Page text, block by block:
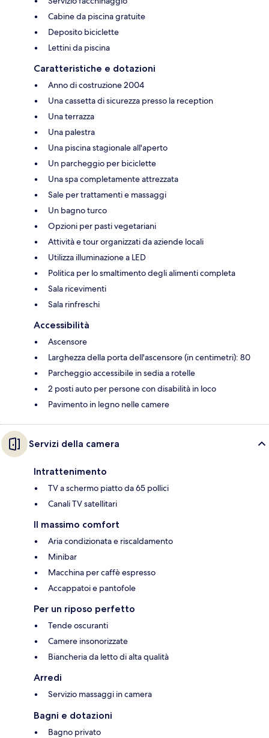
Cabine da piscina gratuite
Deposito biciclette
Lettini da piscina
Caratteristiche e dotazioni
Anno di costruzione 2004
Una cassetta di sicurezza presso la reception
Una terrazza
Una palestra
Una piscina stagionale all'aperto
Un parcheggio per biciclette
Una spa completamente attrezzata
Sale per trattamenti e massaggi
Un bagno turco
Opzioni per pasti vegetariani
Attività e tour organizzati da aziende locali
Utilizza illuminazione a LED
Politica per lo smaltimento degli alimenti completa
Sala ricevimenti
Sala rinfreschi
Accessibilità
Ascensore
Larghezza della porta dell'ascensore (in centimetri): 80
Parcheggio accessibile in sedia a rotelle
2 posti auto per persone con disabilità in loco
Pavimento in legno nelle camere
Servizi della camera
Intrattenimento
TV a schermo piatto da 65 pollici
Canali TV satellitari
Il massimo comfort
Aria condizionata e riscaldamento
Minibar
Macchina per caffè espresso
Accappatoi e pantofole
Per un riposo perfetto
Tende oscuranti
Camere insonorizzate
Biancheria da letto di alta qualità
Arredi
Servizio massaggi in camera
Bagni e dotazioni
Bagno privato